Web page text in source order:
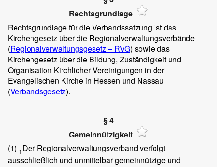
Rechtsgrundlage
Rechtsgrundlage für die Verbandssatzung ist das
Kirchengesetz über die Regionalverwaltungsverbände
(Regionalverwaltungsgesetz – RVG) sowie das
Kirchengesetz über die Bildung, Zuständigkeit und
Organisation Kirchlicher Vereinigungen in der
Evangelischen Kirche in Hessen und Nassau
(Verbandsgesetz).
§ 4
Gemeinnützigkeit
(1) 1Der Regionalverwaltungsverband verfolgt
ausschließlich und unmittelbar gemeinnützige und